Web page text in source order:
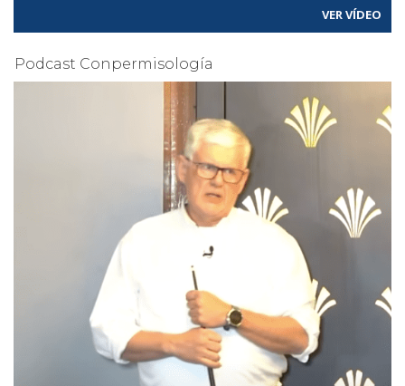
VER VÍDEO
Podcast Conpermisología